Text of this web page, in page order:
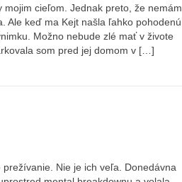
cieľom. Jednak preto, že nemám
Ale keď ma Kejt našla ľahko pohodenú
Možno nebude zlé mať v živote
som pred jej domom v […]
Nie je ich veľa. Donedávna